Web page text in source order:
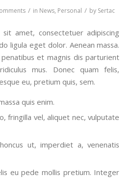
/ in News, Personal / by Sertac
amet, consectetuer adipiscing
ligula eget dolor. Aenean massa.
et magnis dis parturient
mus. Donec quam felis,
eu, pretium quis, sem.
quis enim.
fringilla vel, aliquet nec, vulputate
ut, imperdiet a, venenatis
eu pede mollis pretium. Integer